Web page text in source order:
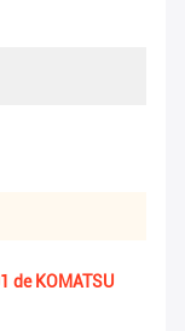
de KOMATSU